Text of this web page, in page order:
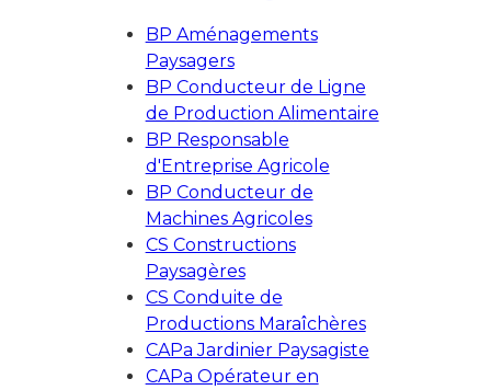
BP Aménagements
Paysagers
BP Conducteur de Ligne
de Production Alimentaire
BP Responsable
d'Entreprise Agricole
BP Conducteur de
Machines Agricoles
CS Constructions
Paysagères
CS Conduite de
Productions Maraîchères
CAPa Jardinier Paysagiste
CAPa Opérateur en